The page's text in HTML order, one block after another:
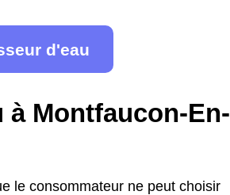
d'eau
Montfaucon-En-
le consommateur ne peut choisir